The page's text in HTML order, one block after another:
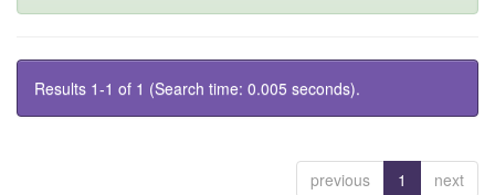
Results 1-1 of 1 (Search time: 0.005 seconds).
previous 1 next